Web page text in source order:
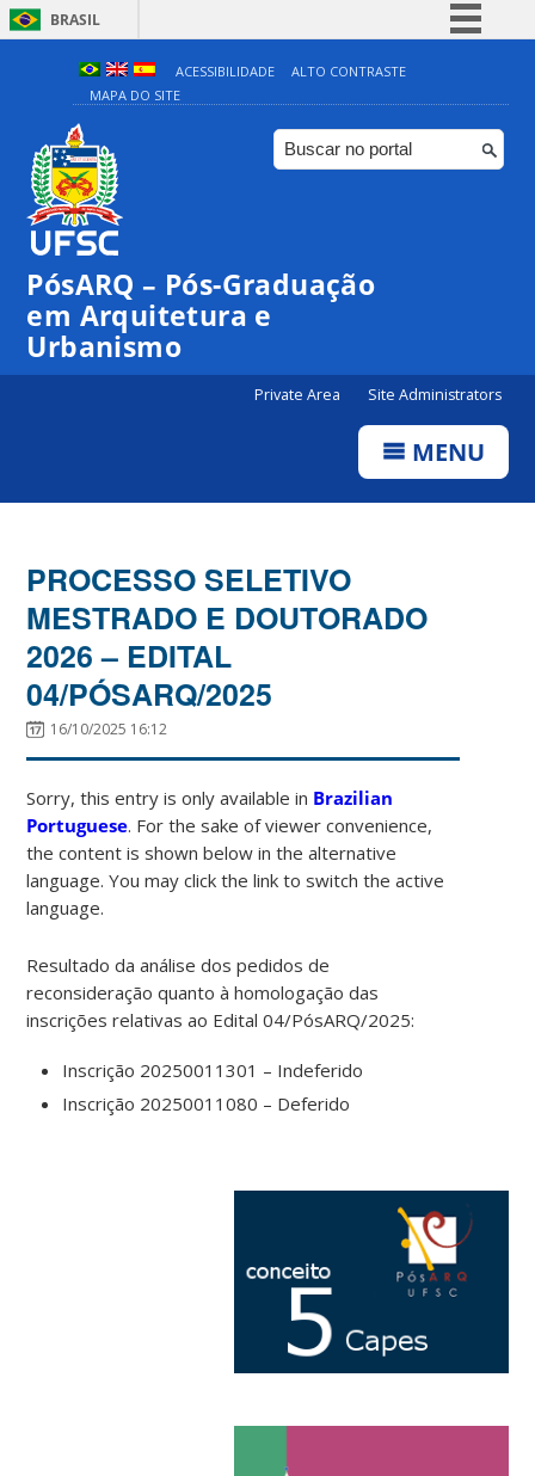
BRASIL
Simplifique!
Comunica BR
Participe
ACESSIBILIDADE
ALTO CONTRASTE
MAPA DO SITE
PósARQ – Pós-Graduação
em Arquitetura e
Urbanismo
Private Area Site Administrators
MENU
PROCESSO SELETIVO
MESTRADO E DOUTORADO
2026 – EDITAL
04/PÓSARQ/2025
16/10/2025 16:12
Sorry, this entry is only available in Brazilian
Portuguese. For the sake of viewer convenience,
the content is shown below in the alternative
language. You may click the link to switch the active
language.
Resultado da análise dos pedidos de
reconsideração quanto à homologação das
inscrições relativas ao Edital 04/PósARQ/2025:
Inscrição 20250011301 – Indeferido
Inscrição 20250011080 – Deferido